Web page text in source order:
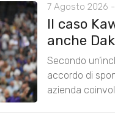
7 Agosto 2026
Il caso
anche
Secondo
accordo di
azienda